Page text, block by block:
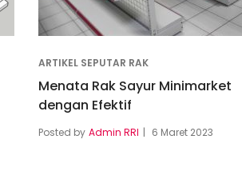
ARTIKEL SEPUTAR RAK
Menata Rak Sayur Minimarket
dengan Efektif
Posted by Admin RRI 6 Maret 2023